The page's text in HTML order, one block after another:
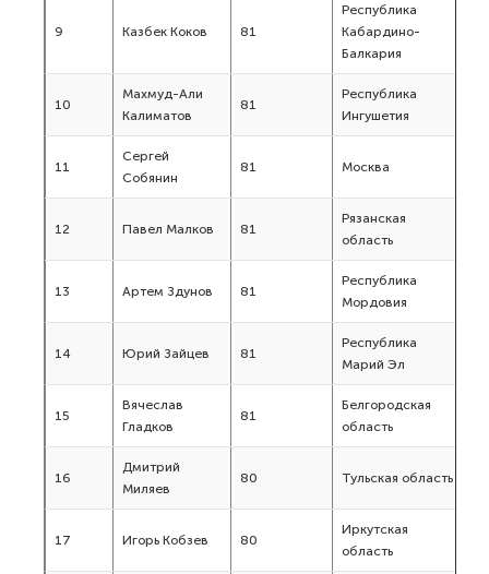
9 Казбек Коков 81
Республика
Кабардино-
Балкария
10
Махмуд-Али
Калиматов
81
Республика
Ингушетия
11
Сергей
Собянин
81 Москва
12 Павел Малков 81
Рязанская
область
13 Артем Здунов 81
Республика
Мордовия
14 Юрий Зайцев 81
Республика
Марий Эл
15
Вячеслав
Гладков
81
Белгородская
область
16
Дмитрий
Миляев
80 Тульская область
17 Игорь Кобзев 80
Иркутская
область